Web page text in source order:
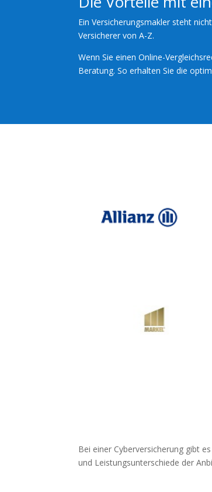
Ein Versicherungsmakler steht
Versicherer von A-Z.
Wenn Sie einen Online-
Beratung. So erhalten Sie die
Bei einer Cyberversicherung gibt
und Leistungsunterschiede der